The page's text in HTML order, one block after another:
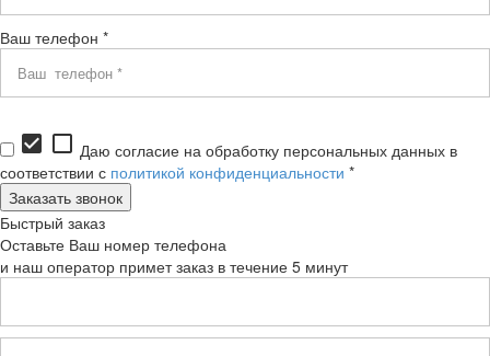
Ваш телефон *
check_box check_box_outline_blank Даю согласие на обработку персональных данных в
соответствии с политикой конфиденциальности *
Быстрый заказ
Оставьте Ваш номер телефона
и наш оператор примет заказ в течение 5 минут